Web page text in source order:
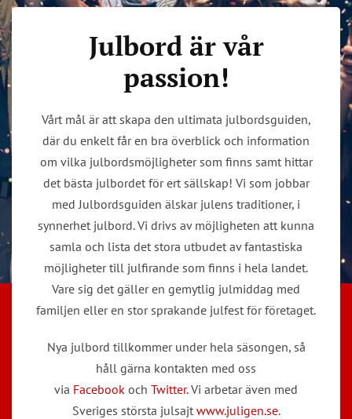
Julbord är vår
passion!
Vårt mål är att skapa den ultimata julbordsguiden,
där du enkelt får en bra överblick och information
om vilka julbordsmöjligheter som finns samt hittar
det bästa julbordet för ert sällskap! Vi som jobbar
med Julbordsguiden älskar julens traditioner, i
synnerhet julbord. Vi drivs av möjligheten att kunna
samla och lista det stora utbudet av fantastiska
möjligheter till julfirande som finns i hela landet.
Vare sig det gäller en gemytlig julmiddag med
familjen eller en stor sprakande julfest för företaget.
Nya julbord tillkommer under hela säsongen, så
håll gärna kontakten med oss
via Facebook och Twitter.Vi arbetar även med
Sveriges största julsajt www.juligen.se.